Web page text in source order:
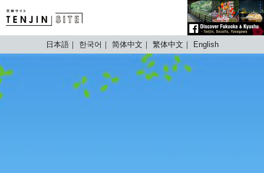
TENJIN SITE
日本語 한국어 简体中文 繁体中文 English